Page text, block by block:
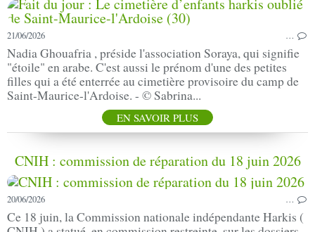
21/06/2026 …
Nadia Ghouafria , préside l'association Soraya, qui signifie
"étoile" en arabe. C'est aussi le prénom d'une des petites
filles qui a été enterrée au cimetière provisoire du camp de
Saint-Maurice-l'Ardoise. - © Sabrina...
EN SAVOIR PLUS
CNIH : commission de réparation du 18 juin 2026
20/06/2026 …
Ce 18 juin, la Commission nationale indépendante Harkis (